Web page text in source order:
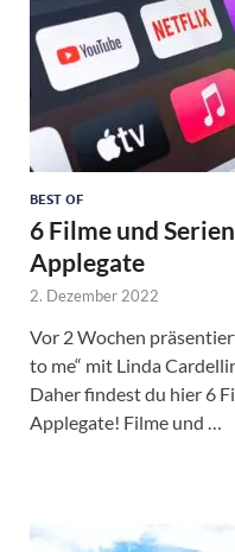
BEST OF
6 Filme und
Applegate
2. Dezember 2022
Vor 2 Wochen
to me“ mit Linda
Daher findest du hier 6
Applegate! Filme und …